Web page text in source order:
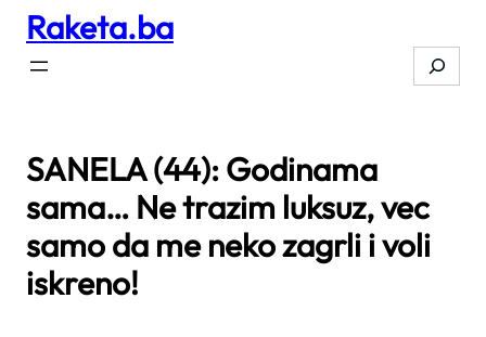
Skip
content
Raketa.ba
Search
SANELA (44): Godinama
sama… Ne trazim luksuz, vec
samo da me neko zagrli i voli
iskreno!